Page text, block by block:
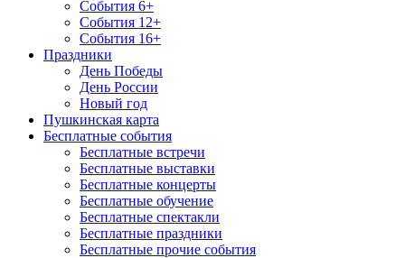
События 6+
События 12+
События 16+
Праздники
День Победы
День России
Новый год
Пушкинская карта
Бесплатные события
Бесплатные встречи
Бесплатные выставки
Бесплатные концерты
Бесплатные обучение
Бесплатные спектакли
Бесплатные праздники
Бесплатные прочие события